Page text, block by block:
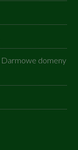
Darmowe domeny